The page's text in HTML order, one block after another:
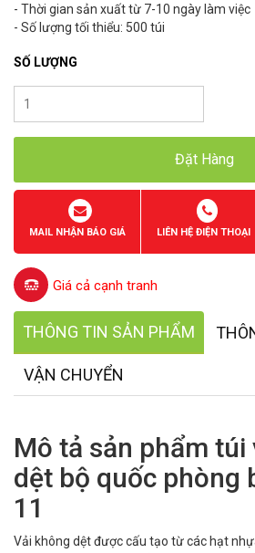
- Thời gian sản xuất từ 7-10 ngày làm việc
- Số lượng tối thiểu: 500 túi
SỐ LƯỢNG
Đặt Hàng
MAIL NHẬN BÁO GIÁ LIÊN HỆ ĐIỆN THOẠI
Giá cả cạnh tranh
THÔNG TIN SẢN PHẨM
VẬN CHUYỂN
Mô tả sản phẩm túi
dệt bộ quốc phòng
11
Vải không dệt được cấu tạo từ các hạt